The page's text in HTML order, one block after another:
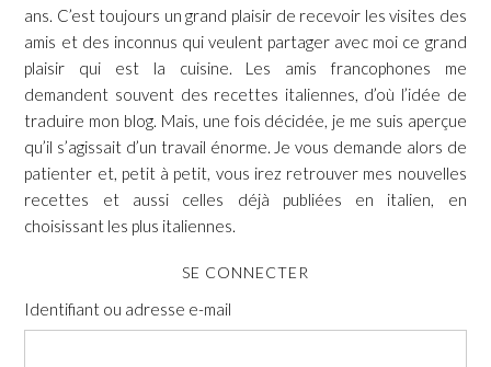
ans. C’est toujours un grand plaisir de recevoir les visites des
amis et des inconnus qui veulent partager avec moi ce grand
plaisir qui est la cuisine. Les amis francophones me
demandent souvent des recettes italiennes, d’où l’idée de
traduire mon blog. Mais, une fois décidée, je me suis aperçue
qu’il s’agissait d’un travail énorme. Je vous demande alors de
patienter et, petit à petit, vous irez retrouver mes nouvelles
recettes et aussi celles déjà publiées en italien, en
choisissant les plus italiennes.
SE CONNECTER
Identifiant ou adresse e-mail